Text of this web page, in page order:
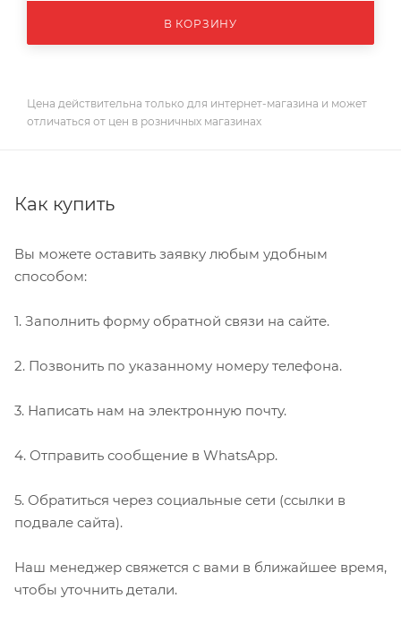
В КОРЗИНУ
Цена действительна только для интернет-магазина и может
отличаться от цен в розничных магазинах
Как купить
Вы можете оставить заявку любым удобным
способом:
1. Заполнить форму обратной связи на сайте.
2. Позвонить по указанному номеру телефона.
3. Написать нам на электронную почту.
4. Отправить сообщение в WhatsApp.
5. Обратиться через социальные сети (ссылки в
подвале сайта).
Наш менеджер свяжется с вами в ближайшее время,
чтобы уточнить детали.